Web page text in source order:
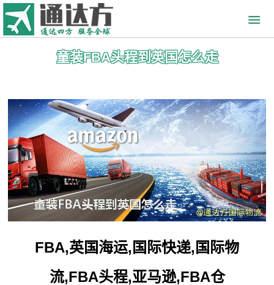
童装FBA头程到英国怎么走
FBA,英国海运,国际快递,国际物
流,FBA头程,亚马逊,FBA仓